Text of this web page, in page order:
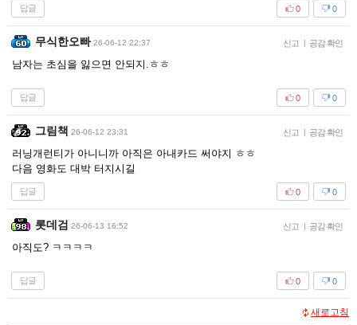
답글 0
0
무식한오빠 26-06-12 22:37 신고 | 공감 확인
남자는 초심을 잃으면 안되지.ㅎㅎ
답글 0
0
그림책 26-06-12 23:31 신고 | 공감 확인
러닝개런티가 아니니까 아직은 아내카드 써야지 ㅎㅎ
다음 영화도 대박 터지시길
답글 0
0
롯데검 26-06-13 16:52 신고 | 공감 확인
아직도? ㅋㅋㅋㅋ
답글 0
0
새로고침